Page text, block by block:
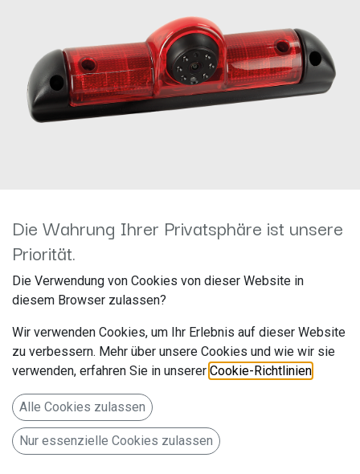
Rückfahrkamera Citroen
Jumper/Fiat Ducato/Peugeot
Boxer 771000-6062
Artikelnummer: 771000-6062
acv GmbH
Straßburger Allee 10-12
Die Wahrung Ihrer Privatsphäre ist unsere
Priorität.
Die Verwendung von Cookies von dieser Website in
diesem Browser zulassen?
Wir verwenden Cookies, um Ihr Erlebnis auf dieser Website
zu verbessern. Mehr über unsere Cookies und wie wir sie
verwenden, erfahren Sie in unserer Cookie-Richtlinien
Alle Cookies zulassen
Nur essenzielle Cookies zulassen